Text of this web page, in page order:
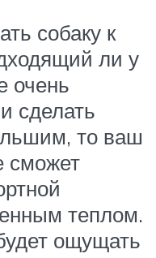
собаку к
ли у
очень
сделать
то ваш
сможет
теплом.
ощущать